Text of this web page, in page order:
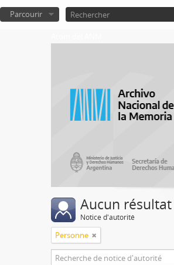
Parcourir
Aucun résultat
Notice d'autorité
Personne